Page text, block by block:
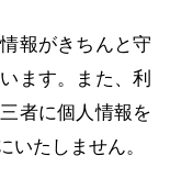
報がきちんと守
ます。また、利
者に個人情報を
いたしません。